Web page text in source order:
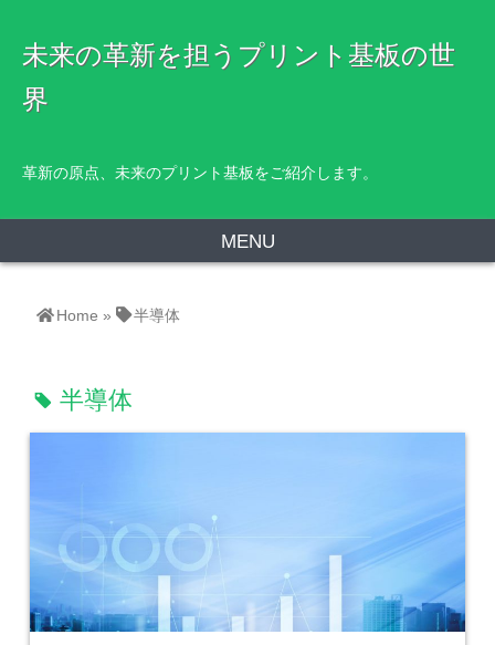
未来の革新を担うプリント基板の世
界
革新の原点、未来のプリント基板をご紹介します。
MENU
Home » 半導体
tag 半導体